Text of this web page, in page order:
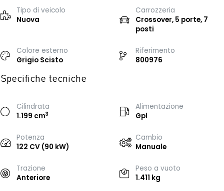
Tipo di veicolo
Nuova
Carrozzeria
Crossover, 5 porte, 7
posti
Colore esterno
Grigio Scisto
Riferimento
800976
Specifiche tecniche
Cilindrata
1.199 cm3
Alimentazione
Gpl
Potenza
122 CV (90 kW)
Cambio
Manuale
Trazione
Anteriore
Peso a vuoto
1.411 kg